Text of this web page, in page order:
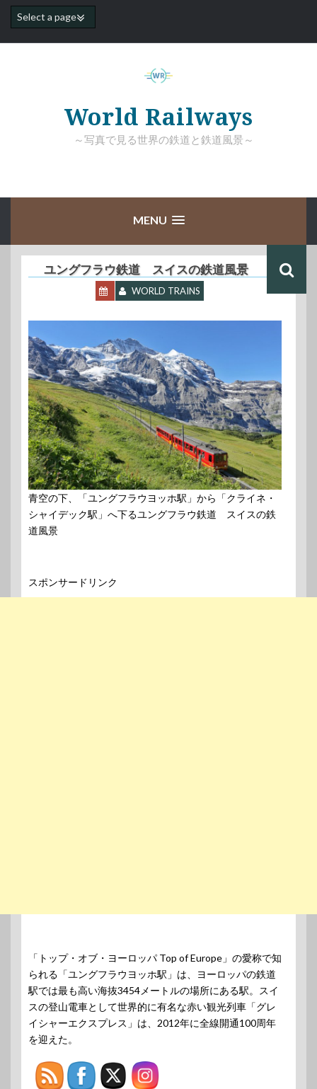
World Railways
～写真で見る世界の鉄道と鉄道風景～
MENU
ユングフラウ鉄道 スイスの鉄道風景
WORLD TRAINS
青空の下、「ユングフラウヨッホ駅」から「クライネ・
シャイデック駅」へ下るユングフラウ鉄道 スイスの鉄
道風景
スポンサードリンク
「トップ・オブ・ヨーロッパ Top of Europe」の愛称で知
られる「ユングフラウヨッホ駅」は、ヨーロッパの鉄道
駅では最も高い海抜3454メートルの場所にある駅。スイ
スの登山電車として世界的に有名な赤い観光列車「グレ
イシャーエクスプレス」は、2012年に全線開通100周年
を迎えた。